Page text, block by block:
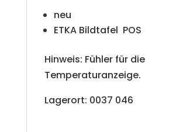
neu
ETKA Bildtafel POS
Hinweis: Fühler für die
Temperaturanzeige.
Lagerort: 0037 046